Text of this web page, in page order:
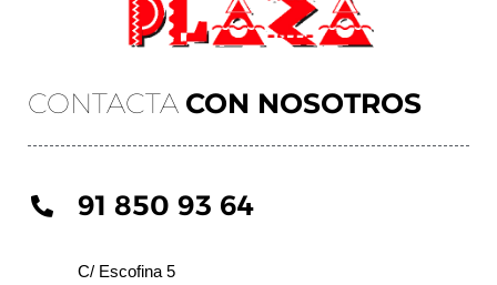
CONTACTA CON NOSOTROS
91 850 93 64
C/ Escofina 5